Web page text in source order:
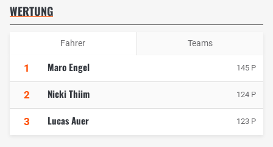
WERTUNG
Fahrer Teams
1 Maro Engel 145 P
2 Nicki Thiim 124 P
3 Lucas Auer 123 P